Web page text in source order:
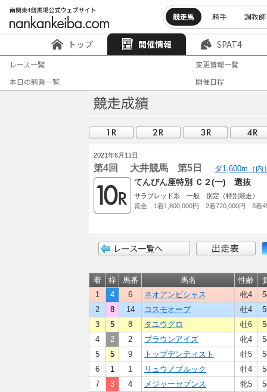
競走馬 騎手 調教師
トップ 開催情報 SPAT4
レース一覧
変更情報一覧
本日の騎乗一覧
開催日程
2021年6月11日
第4回 大井競馬 第5日 ダ1,600m（内
てんびん座特別 Ｃ２(一) 選抜
サラブレッド系 一般 別定（特別競走）
賞金 1着1,800,000円 2着720,000円 3着
着 枠 馬番 馬名 性齢
1
4 6 ネオアンビシャス 牝4
2
8 14 コスモオーブ 牡4
3
5 8 タユウグロ 牡6
4
2 2 ブラウンアイズ 牝4
5
5 9 トップデンティスト 牡5
6
1 1 リュウノブルック 牡4
7
3 4 メジャーセブンス 牝5